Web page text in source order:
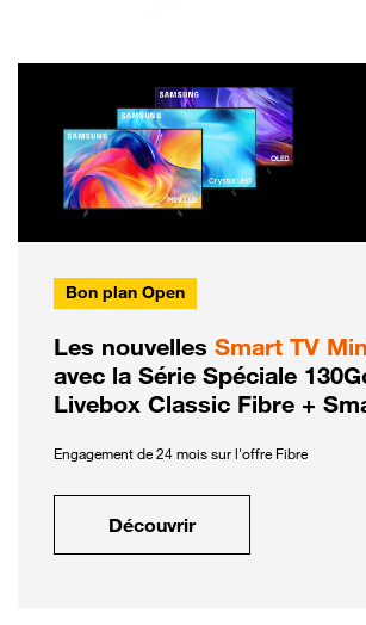
Bon plan Open
Les nouvelles Smart TV
avec la Série Spéciale
Livebox Classic Fibre +
Engagement de 24 mois sur l'offre Fibre
Découvrir